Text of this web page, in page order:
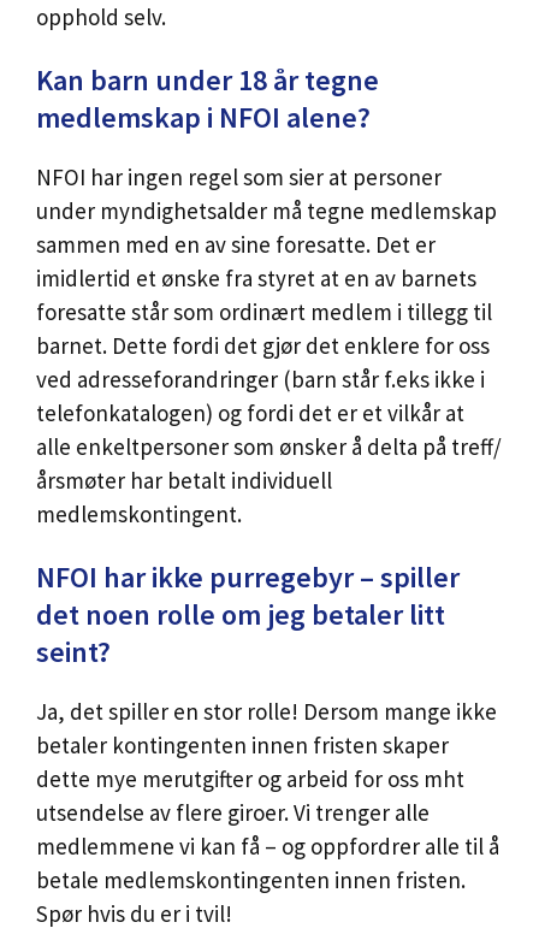
opphold selv.
Kan barn under 18 år tegne
medlemskap i NFOI alene?
NFOI har ingen regel som sier at personer
under myndighetsalder må tegne medlemskap
sammen med en av sine foresatte. Det er
imidlertid et ønske fra styret at en av barnets
foresatte står som ordinært medlem i tillegg til
barnet. Dette fordi det gjør det enklere for oss
ved adresseforandringer (barn står f.eks ikke i
telefonkatalogen) og fordi det er et vilkår at
alle enkeltpersoner som ønsker å delta på treff/
årsmøter har betalt individuell
medlemskontingent.
NFOI har ikke purregebyr – spiller
det noen rolle om jeg betaler litt
seint?
Ja, det spiller en stor rolle! Dersom mange ikke
betaler kontingenten innen fristen skaper
dette mye merutgifter og arbeid for oss mht
utsendelse av flere giroer. Vi trenger alle
medlemmene vi kan få – og oppfordrer alle til å
betale medlemskontingenten innen fristen.
Spør hvis du er i tvil!